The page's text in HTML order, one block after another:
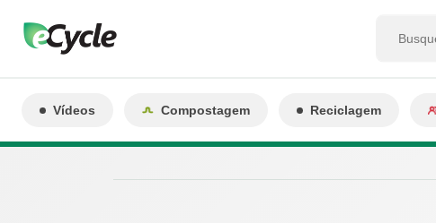
Vídeos Compostagem Reciclagem